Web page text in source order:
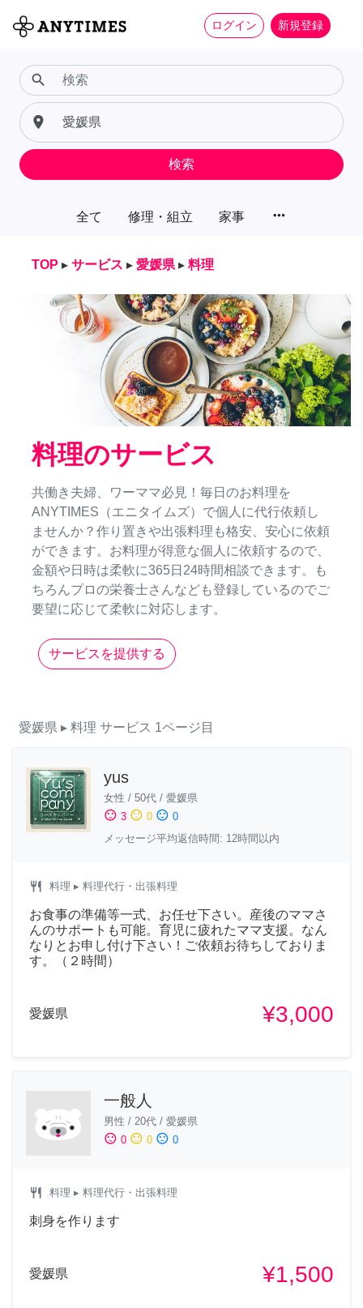
ログイン 新規登録
全て 修理・組立 家事 more_horiz
search
place
検索
TOP ▸ サービス ▸ 愛媛県 ▸ 料理
料理のサービス
共働き夫婦、ワーママ必見！毎日のお料理を
ANYTIMES（エニタイムズ）で個人に代行依頼し
ませんか？作り置きや出張料理も格安、安心に依頼
ができます。お料理が得意な個人に依頼するので、
金額や日時は柔軟に365日24時間相談できます。も
ちろんプロの栄養士さんなども登録しているのでご
要望に応じて柔軟に対応します。
サービスを提供する
愛媛県 ▸ 料理 サービス 1ページ目
yus
女性 / 50代 / 愛媛県
sentiment_satisfied 3 sentiment_neutral 0 sentiment_dissatisfied 0
メッセージ平均返信時間: 12時間以内
restaurant 料理 ▸ 料理代行・出張料理
お食事の準備等一式、お任せ下さい。産後のママさ
んのサポートも可能。育児に疲れたママ支援。なん
なりとお申し付け下さい！ご依頼お待ちしておりま
す。（２時間）
愛媛県 ¥3,000
一般人
男性 / 20代 / 愛媛県
sentiment_satisfied 0 sentiment_neutral 0 sentiment_dissatisfied 0
restaurant 料理 ▸ 料理代行・出張料理
刺身を作ります
愛媛県 ¥1,500